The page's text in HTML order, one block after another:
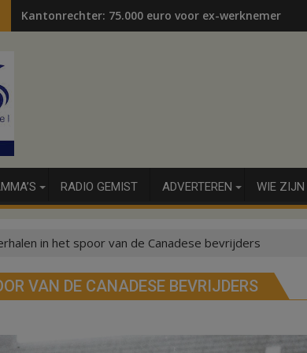
Kantonrechter: 75.000 euro voor ex-werknemers
RADIO GEMIST ADVERTEREN WIE
in het spoor van de Canadese bevrijders
VAN DE CANADESE BEVRIJDERS